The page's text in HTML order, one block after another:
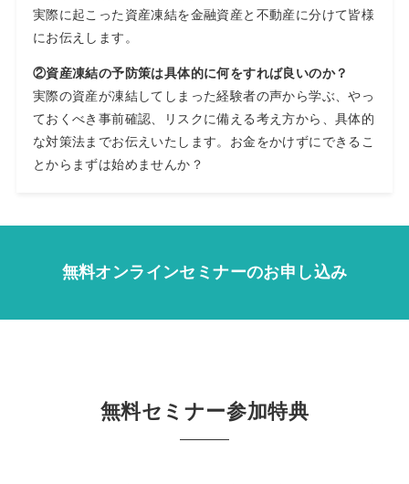
実際に起こった資産凍結を金融資産と不動産に分けて皆様
にお伝えします。
②資産凍結の予防策は具体的に何をすれば良いのか？
実際の資産が凍結してしまった経験者の声から学ぶ、やっ
ておくべき事前確認、リスクに備える考え方から、具体的
な対策法までお伝えいたします。お金をかけずにできるこ
とからまずは始めませんか？
無料オンラインセミナーのお申し込み
無料セミナー参加特典